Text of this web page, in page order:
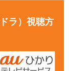
ラ）視聴方